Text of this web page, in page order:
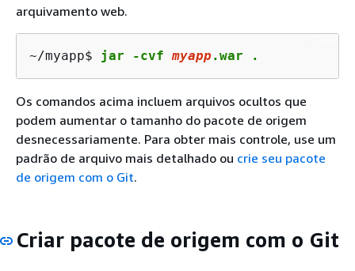
arquivamento web.
~/myapp$ jar -cvf myapp .war .
Os comandos acima incluem arquivos ocultos que
podem aumentar o tamanho do pacote de origem
desnecessariamente. Para obter mais controle, use um
padrão de arquivo mais detalhado ou crie seu pacote
de origem com o Git.
Criar pacote de origem com o Git